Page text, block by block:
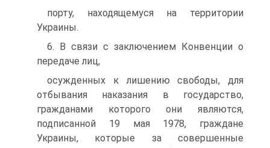
порту, находящемуся на территории
Украины.
6. В связи с заключением Конвенции о
передаче лиц,
осужденных к лишению свободы, для
отбывания наказания в государство,
гражданами которого они являются,
подписанной 19 мая 1978, граждане
Украины, которые за совершенные